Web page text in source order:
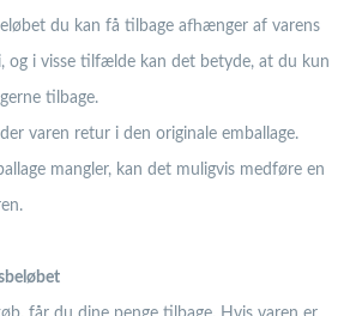
du kan få tilbage afhænger af varens
og i visse tilfælde kan det betyde, at du kun
tilbage.
varen retur i den originale emballage.
mangler, kan det muligvis medføre en